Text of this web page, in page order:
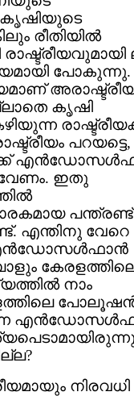
കൃഷിയുടെ
രീതിയില്‍
പോകുന്നു.
കൃഷി
പറയട്ടെ,
ഇതു
പന്ത്രണ്ട്
എന്തിനു വേറെ
നാം
നിരവധി